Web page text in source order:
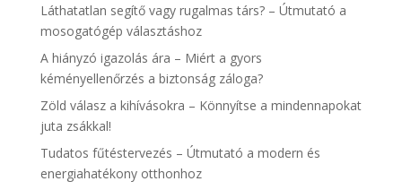
Láthatatlan segítő vagy rugalmas társ? – Útmutató a
mosogatógép választáshoz
A hiányzó igazolás ára – Miért a gyors
kéményellenőrzés a biztonság záloga?
Zöld válasz a kihívásokra – Könnyítse a mindennapokat
juta zsákkal!
Tudatos fűtéstervezés – Útmutató a modern és
energiahatékony otthonhoz